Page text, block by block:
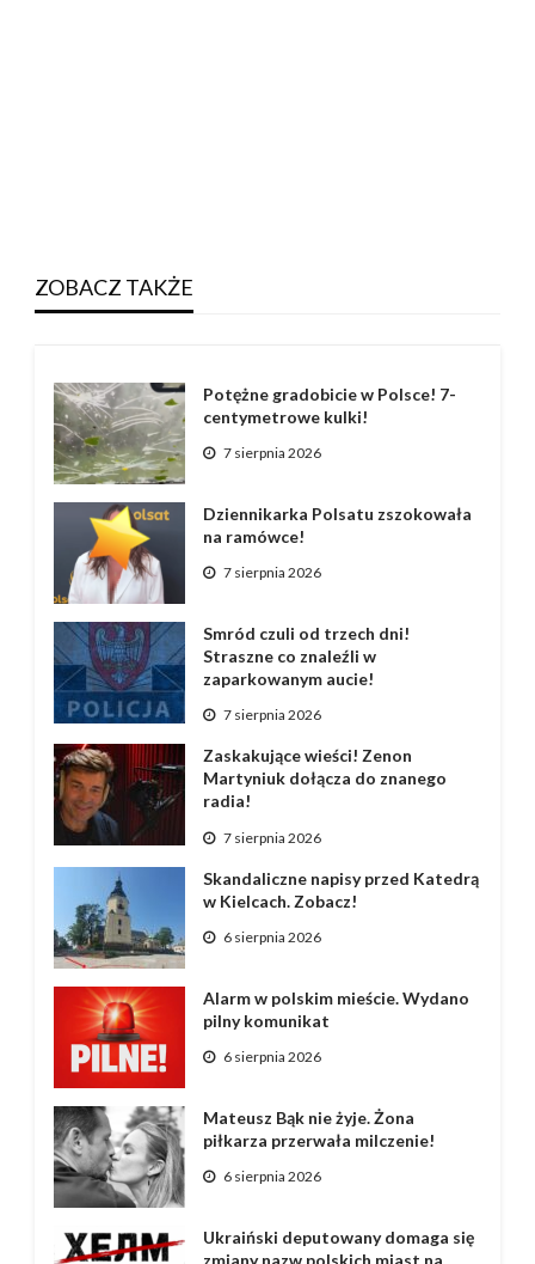
ZOBACZ TAKŻE
Potężne gradobicie w Polsce! 7-
centymetrowe kulki!
7 sierpnia 2026
Dziennikarka Polsatu zszokowała
na ramówce!
7 sierpnia 2026
Smród czuli od trzech dni!
Straszne co znaleźli w
zaparkowanym aucie!
7 sierpnia 2026
Zaskakujące wieści! Zenon
Martyniuk dołącza do znanego
radia!
7 sierpnia 2026
Skandaliczne napisy przed Katedrą
w Kielcach. Zobacz!
6 sierpnia 2026
Alarm w polskim mieście. Wydano
pilny komunikat
6 sierpnia 2026
Mateusz Bąk nie żyje. Żona
piłkarza przerwała milczenie!
6 sierpnia 2026
Ukraiński deputowany domaga się
zmiany nazw polskich miast na